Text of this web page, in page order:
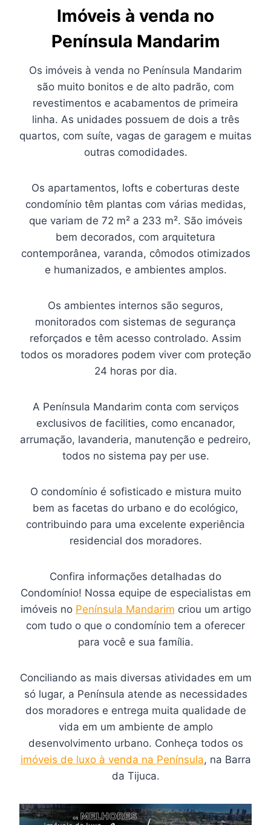
Imóveis à venda no
Península Mandarim
Os imóveis à venda no Península Mandarim
são muito bonitos e de alto padrão, com
revestimentos e acabamentos de primeira
linha. As unidades possuem de dois a três
quartos, com suíte, vagas de garagem e muitas
outras comodidades.
Os apartamentos, lofts e coberturas deste
condomínio têm plantas com várias medidas,
que variam de 72 m² a 233 m². São imóveis
bem decorados, com arquitetura
contemporânea, varanda, cômodos otimizados
e humanizados, e ambientes amplos.
Os ambientes internos são seguros,
monitorados com sistemas de segurança
reforçados e têm acesso controlado. Assim
todos os moradores podem viver com proteção
24 horas por dia.
A Península Mandarim conta com serviços
exclusivos de facilities, como encanador,
arrumação, lavanderia, manutenção e pedreiro,
todos no sistema pay per use.
O condomínio é sofisticado e mistura muito
bem as facetas do urbano e do ecológico,
contribuindo para uma excelente experiência
residencial dos moradores.
Confira informações detalhadas do
Condomínio! Nossa equipe de especialistas em
imóveis no Península Mandarim criou um artigo
com tudo o que o condomínio tem a oferecer
para você e sua família.
Conciliando as mais diversas atividades em um
só lugar, a Península atende as necessidades
dos moradores e entrega muita qualidade de
vida em um ambiente de amplo
desenvolvimento urbano. Conheça todos os
imóveis de luxo à venda na Península, na Barra
da Tijuca.